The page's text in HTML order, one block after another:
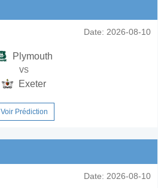
Date: 2026-08-10
Plymouth
vs
Exeter
Voir Prédiction
Date: 2026-08-10